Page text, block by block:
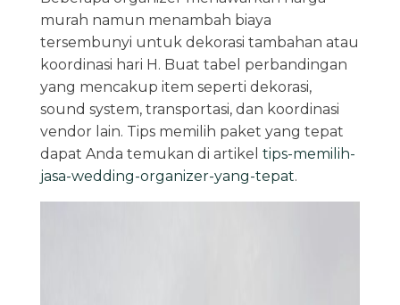
murah namun menambah biaya
tersembunyi untuk dekorasi tambahan atau
koordinasi hari H. Buat tabel perbandingan
yang mencakup item seperti dekorasi,
sound system, transportasi, dan koordinasi
vendor lain. Tips memilih paket yang tepat
dapat Anda temukan di artikel tips-memilih-
jasa-wedding-organizer-yang-tepat.